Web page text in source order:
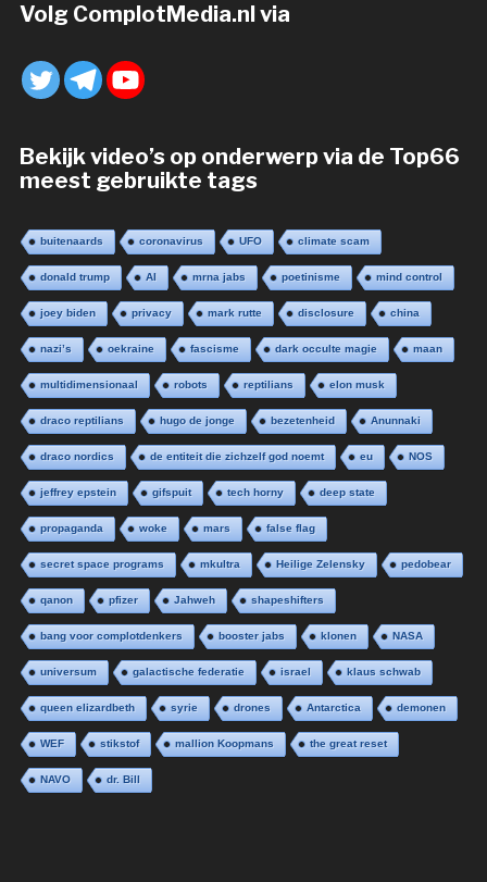
Volg ComplotMedia.nl via
Bekijk video’s op onderwerp via de Top66
meest gebruikte tags
buitenaards coronavirus UFO climate scam
donald trump AI mrna jabs poetinisme mind control
joey biden privacy mark rutte disclosure china
nazi’s oekraine fascisme dark occulte magie maan
multidimensionaal robots reptilians elon musk
draco reptilians hugo de jonge bezetenheid Anunnaki
draco nordics de entiteit die zichzelf god noemt eu NOS
jeffrey epstein gifspuit tech horny deep state
propaganda woke mars false flag
secret space programs mkultra Heilige Zelensky pedobear
qanon pfizer Jahweh shapeshifters
bang voor complotdenkers booster jabs klonen NASA
universum galactische federatie israel klaus schwab
queen elizardbeth syrie drones Antarctica demonen
WEF stikstof mallion Koopmans the great reset
NAVO dr. Bill